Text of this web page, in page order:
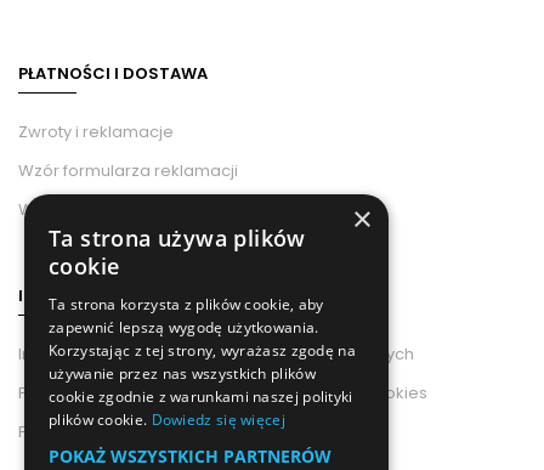
PŁATNOŚCI I DOSTAWA
Zwroty i reklamacje
Wzór formularza reklamacji
Wzór odstąpienia od umowy
INFORMACJE
Informacje od Administratora Danych Osobowych
Polityka Prywatności i Wykorzystania Plików Cookies
Polityka prywatności
×
Ta strona używa plików
cookie
Ta strona korzysta z plików cookie, aby
zapewnić lepszą wygodę użytkowania.
Korzystając z tej strony, wyrażasz zgodę na
używanie przez nas wszystkich plików
cookie zgodnie z warunkami naszej polityki
plików cookie. Dowiedz się więcej
POKAŻ WSZYSTKICH PARTNERÓW